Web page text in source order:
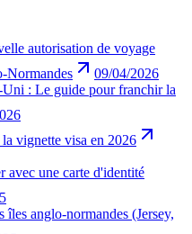
autorisation de voyage
Normandes
09/04/2026
: Le guide pour franchir la
vignette visa en 2026
avec une carte d'identité
anglo-normandes (Jersey,